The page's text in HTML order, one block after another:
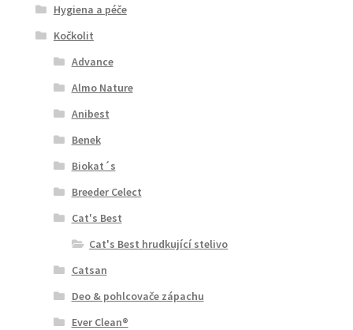
Hygiena a péče
Kočkolit
Advance
Almo Nature
Anibest
Benek
Biokat´s
Breeder Celect
Cat's Best
Cat's Best hrudkující stelivo
Catsan
Deo & pohlcovače zápachu
Ever Clean®